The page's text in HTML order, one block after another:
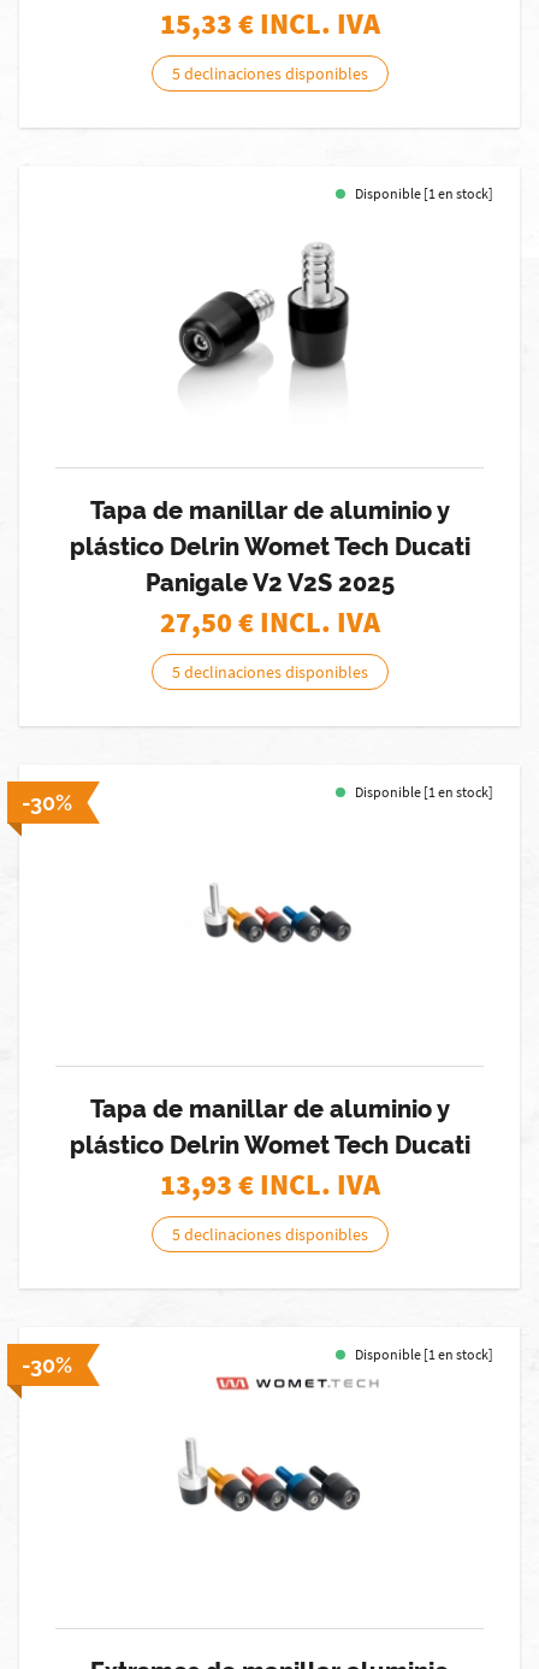
15,33€ INCL. IVA
5 declinaciones disponibles
Disponible [1 en stock]
Tapa de manillar de aluminio y
plástico Delrin Womet Tech Ducati
Panigale V2 V2S 2025
27,50€ INCL. IVA
5 declinaciones disponibles
-30% Disponible [1 en stock]
Tapa de manillar de aluminio y
plástico Delrin Womet Tech Ducati
13,93€ INCL. IVA
5 declinaciones disponibles
-30% Disponible [1 en stock]